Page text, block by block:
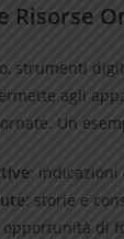
Risorse
strumenti
agli
Un
: indicazioni
: storie e
opportunità di